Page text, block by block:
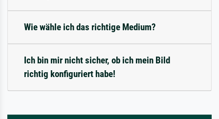
Wie wähle ich das richtige Medium?
Ich bin mir nicht sicher, ob ich mein Bild
richtig konfiguriert habe!